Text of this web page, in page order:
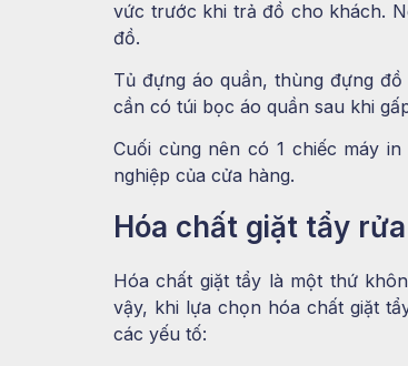
vức trước khi trả đồ cho khách.
đồ.
Tủ đựng áo quần, thùng đựng
cần có túi bọc áo quần sau khi
Cuối cùng nên có 1 chiếc máy
nghiệp của cửa hàng.
Hóa chất giặt tẩy rửa
Hóa chất giặt tẩy là một thứ
vậy, khi lựa chọn hóa chất giặt
các yếu tố: